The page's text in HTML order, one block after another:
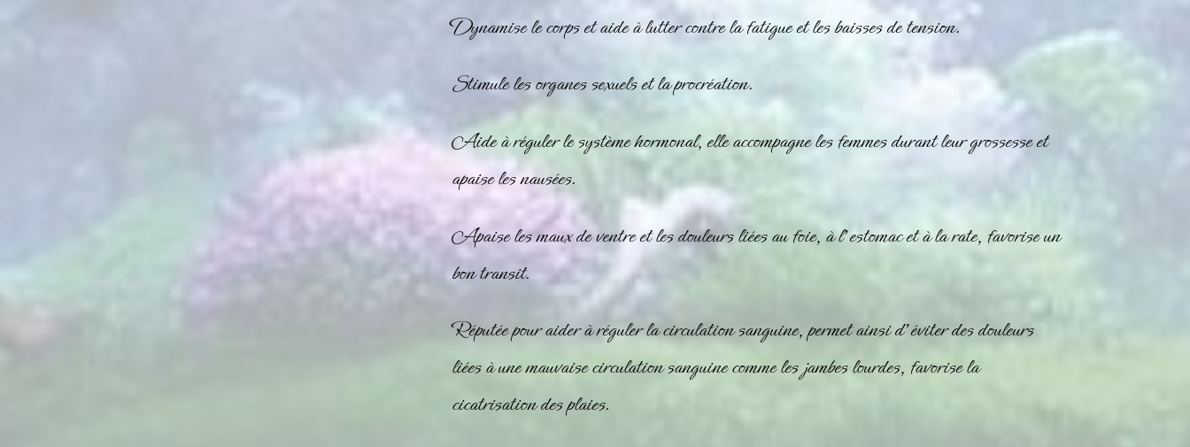
Dynamise le corps et aide à lutter contre la fatigue et les baisses de tension.
Stimule les organes sexuels et la procréation.
Aide à réguler le système hormonal, elle accompagne les femmes durant leur grossesse et
apaise les nausées.
Apaise les maux de ventre et les douleurs liées au foie, à l’estomac et à la rate, favorise un
bon transit.
Réputée pour aider à réguler la circulation sanguine, permet ainsi d’éviter des douleurs
liées à une mauvaise circulation sanguine comme les jambes lourdes, favorise la
cicatrisation des plaies.